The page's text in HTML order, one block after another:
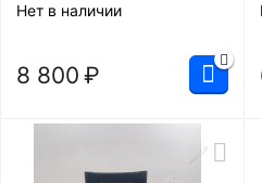
Нет в наличии
8 800 ₽